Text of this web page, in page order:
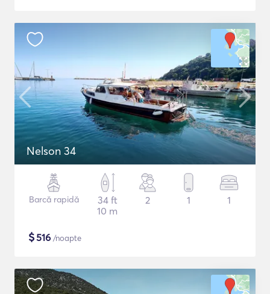
Nelson 34
Barcă rapidă
34 ft
10 m
2 1 1
$516 /noapte